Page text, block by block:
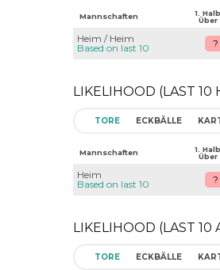
Mannschaften
1.
Über
Heim / Heim
Based on last 10
?
LIKELIHOOD (LAST 10
TORE ECKBÄLLE
Mannschaften
1.
Über
Heim
Based on last 10
?
LIKELIHOOD (LAST 10
TORE ECKBÄLLE